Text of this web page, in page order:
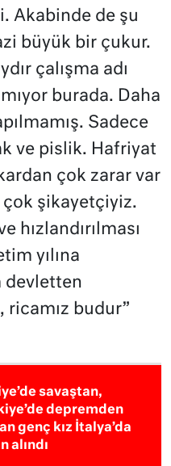
Akabinde de şu
büyük bir çukur.
çalışma adı
burada. Daha
Sadece
ve pislik. Hafriyat
çok zarar var
çok şikayetçiyiz.
hızlandırılması
yılına
devletten
budur”
savaştan,
depremden
genç kız İtalya’da
alındı